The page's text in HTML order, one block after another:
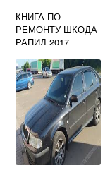
КНИГА ПО
РЕМОНТУ ШКОДА
РАПИД 2017